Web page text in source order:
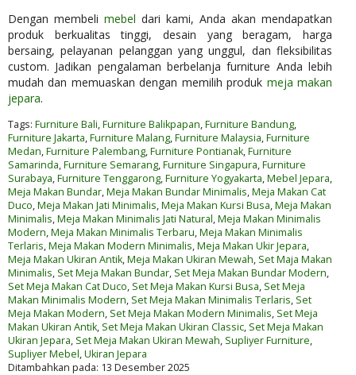
Dengan membeli mebel dari kami, Anda akan mendapatkan
produk berkualitas tinggi, desain yang beragam, harga
bersaing, pelayanan pelanggan yang unggul, dan fleksibilitas
custom. Jadikan pengalaman berbelanja furniture Anda lebih
mudah dan memuaskan dengan memilih produk meja makan
jepara.
Tags: Furniture Bali,Furniture Balikpapan,Furniture Bandung,
Furniture Jakarta,Furniture Malang,Furniture Malaysia,Furniture
Medan,Furniture Palembang,Furniture Pontianak,Furniture
Samarinda,Furniture Semarang,Furniture Singapura,Furniture
Surabaya,Furniture Tenggarong,Furniture Yogyakarta,Mebel Jepara,
Meja Makan Bundar,Meja Makan Bundar Minimalis,Meja Makan Cat
Duco,Meja Makan Jati Minimalis,Meja Makan Kursi Busa,Meja Makan
Minimalis,Meja Makan Minimalis Jati Natural,Meja Makan Minimalis
Modern,Meja Makan Minimalis Terbaru,Meja Makan Minimalis
Terlaris,Meja Makan Modern Minimalis,Meja Makan Ukir Jepara,
Meja Makan Ukiran Antik,Meja Makan Ukiran Mewah, Set Maja Makan
Minimalis, Set Meja Makan Bundar, Set Meja Makan Bundar Modern,
Set Meja Makan Cat Duco, Set Meja Makan Kursi Busa, Set Meja
Makan Minimalis Modern, Set Meja Makan Minimalis Terlaris, Set
Meja Makan Modern, Set Meja Makan Modern Minimalis, Set Meja
Makan Ukiran Antik, Set Meja Makan Ukiran Classic, Set Meja Makan
Ukiran Jepara, Set Meja Makan Ukiran Mewah, Supliyer Furniture,
Supliyer Mebel,Ukiran Jepara
Ditambahkan pada: 13 Desember 2025